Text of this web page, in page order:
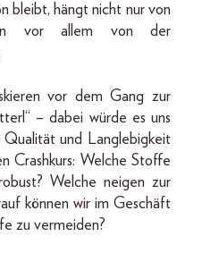
bleibt, hängt nicht nur von
vor allem von der
vor dem Gang zur
– dabei würde es uns
und Langlebigkeit
Crashkurs: Welche Stoffe
Welche neigen zur
können wir im Geschäft
zu vermeiden?